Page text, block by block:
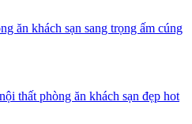
ăn khách sạn sang trọng ấm cúng
thất phòng ăn khách sạn đẹp hot